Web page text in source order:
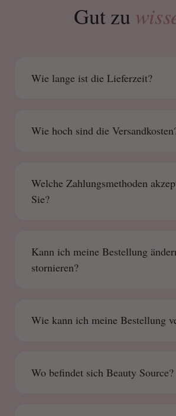
Gut zu
Wie lange ist die Lieferzeit?
Wie hoch sind die
Welche Zahlungsmethoden
Sie?
Kann ich meine Bestellung
stornieren?
Wie kann ich meine Bestellung
Wo befindet sich Beauty Source?